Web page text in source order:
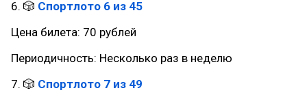
6. 🎲 Спортлото 6 из 45
Цена билета: 70 рублей
Периодичность: Несколько раз в неделю
7. 🎲 Спортлото 7 из 49